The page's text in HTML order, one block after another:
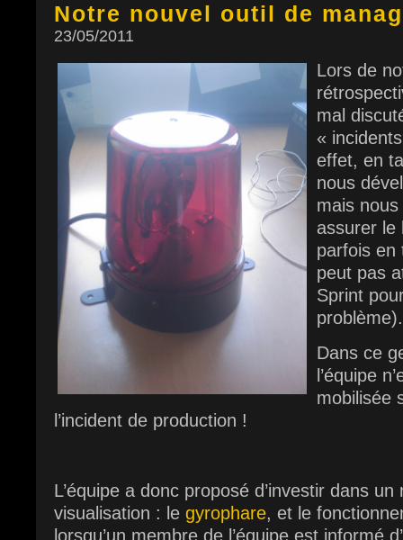
Notre nouvel outil de
23/05/2011
Lors de
mal
«
effet, en
nous
mais
assurer le
parfois en
peut pas
Sprint
problème).
Dans ce
l’équipe
mobilisée
l’incident de production !
L’équipe a donc proposé d’investir dans
visualisation : le gyrophare, et le
lorsqu’un membre de l’équipe est informé